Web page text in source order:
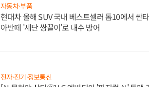
자동차·부품
현대차 올해 SUV 국내 베스트셀러 톱10에서 싼
아반떼 '세단 쌍끌이'로 내수 방어
전자·전기·정보통신